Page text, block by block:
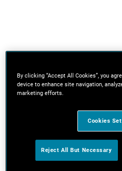
By clicking “Accept All Cookies”, you
device to enhance site navigation,
marketing efforts.
Cookies
Reject All But Necessary